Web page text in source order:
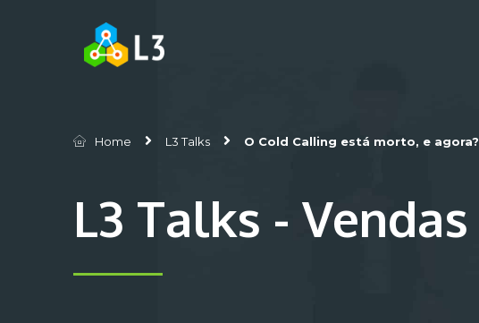
Home L3 Talks O Cold Calling está morto, e agora?
L3 Talks - Vendas